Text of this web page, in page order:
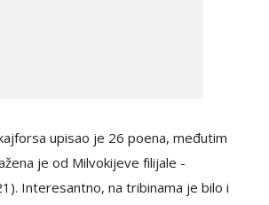
upisao je 26 poena, međutim
je od Milvokijeve filijale -
Interesantno, na tribinama je bilo i